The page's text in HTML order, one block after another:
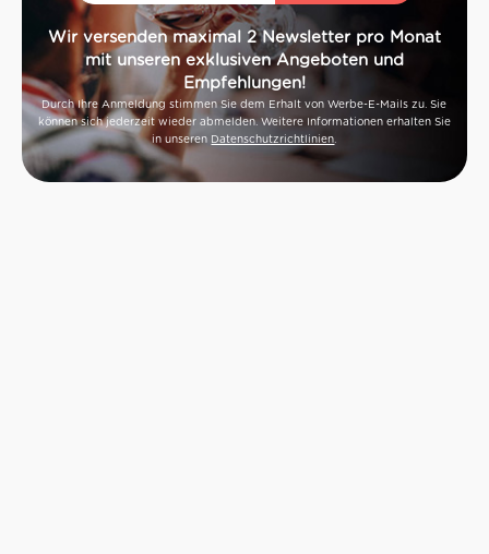
Wir versenden maximal 2 Newsletter pro Monat
mit unseren exklusiven Angeboten und
Empfehlungen!
Durch Ihre Anmeldung stimmen Sie dem Erhalt von Werbe-E-Mails zu. Sie
können sich jederzeit wieder abmelden. Weitere Informationen erhalten Sie
in unseren Datenschutzrichtlinien